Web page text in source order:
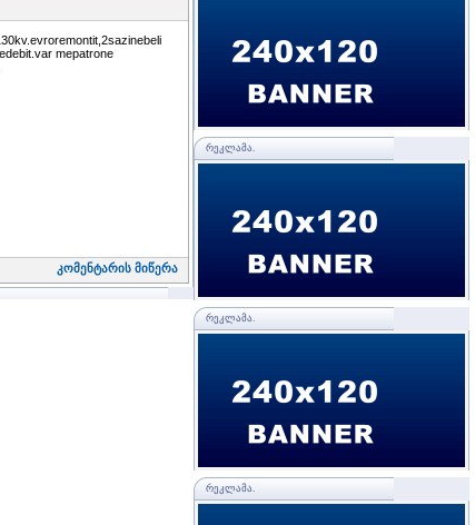
mepatrone
კომენტარის მიწერა
ᲠᲔᲙᲚᲐᲛᲐ.
ᲠᲔᲙᲚᲐᲛᲐ.
ᲠᲔᲙᲚᲐᲛᲐ.